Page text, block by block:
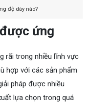
độ dày nào?
ứng
rãi trong nhiều lĩnh vực
hợp với các sản phẩm
pháp được nhiều
lựa chọn trong quá